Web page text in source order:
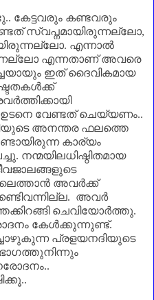
കേട്ടവരും കണ്ടവരും
സ്വപ്നമായിരുന്നല്ലോ,
എന്നാൽ
എന്നതാണ്‌ അവരെ
ഇത് ദൈവികമായ
ഉടനെ വേണ്ടത് ചെയ്യണം..
അനന്തര ഫലത്തെ
കാര്യം
നന്മയിലധിഷ്ഠിതമായ
അവർക്ക്
അവർ
ചെവിയോർത്തു.
കേൾക്കുന്നുണ്ട്.
പ്രളയനദിയുടെ